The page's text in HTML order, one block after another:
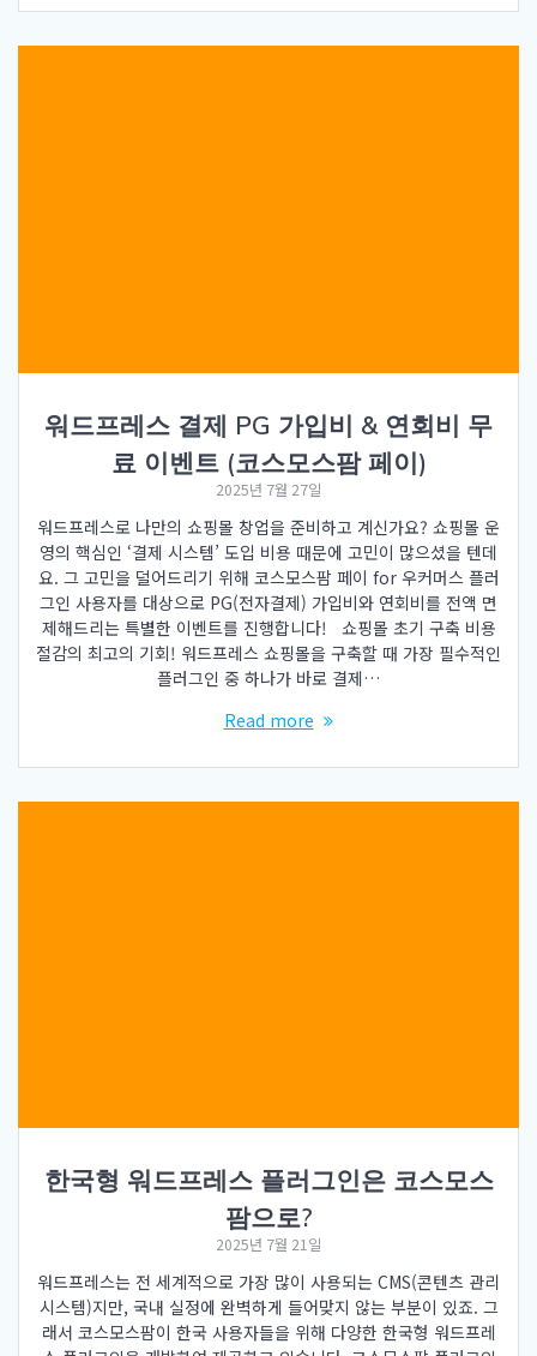
워드프레스 결제 PG 가입비 & 연회비 무
료 이벤트 (코스모스팜 페이)
2025년 7월 27일
워드프레스로 나만의 쇼핑몰 창업을 준비하고 계신가요? 쇼핑몰 운
영의 핵심인 ‘결제 시스템’ 도입 비용 때문에 고민이 많으셨을 텐데
요. 그 고민을 덜어드리기 위해 코스모스팜 페이 for 우커머스 플러
그인 사용자를 대상으로 PG(전자결제) 가입비와 연회비를 전액 면
제해드리는 특별한 이벤트를 진행합니다! 쇼핑몰 초기 구축 비용
절감의 최고의 기회! 워드프레스 쇼핑몰을 구축할 때 가장 필수적인
플러그인 중 하나가 바로 결제…
Read more
한국형 워드프레스 플러그인은 코스모스
팜으로?
2025년 7월 21일
워드프레스는 전 세계적으로 가장 많이 사용되는 CMS(콘텐츠 관리
시스템)지만, 국내 실정에 완벽하게 들어맞지 않는 부분이 있죠. 그
래서 코스모스팜이 한국 사용자들을 위해 다양한 한국형 워드프레